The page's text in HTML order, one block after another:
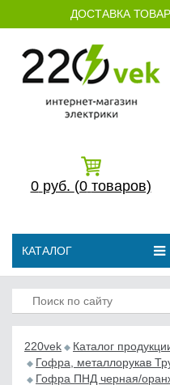
ДОСТАВКА
0 руб. (0 товаров)
КАТАЛОГ
220vek
Каталог
Гофра, металлорукав
Гофра ПНД черная/